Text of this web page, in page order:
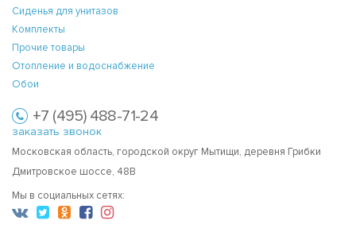
Сиденья для унитазов
Комплекты
Прочие товары
Отопление и водоснабжение
Обои
+7 (495) 488-71-24
заказать звонок
Московская область, городской округ Мытищи, деревня Грибки
Дмитровское шоссе, 48В
Мы в социальных сетях: